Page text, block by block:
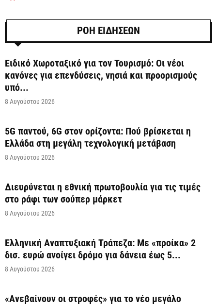
ΡΟΗ ΕΙΔΗΣΕΩΝ
Ειδικό Χωροταξικό για τον Τουρισμό: Οι νέοι
κανόνες για επενδύσεις, νησιά και προορισμούς
υπό...
8 Αυγούστου 2026
5G παντού, 6G στον ορίζοντα: Πού βρίσκεται η
Ελλάδα στη μεγάλη τεχνολογική μετάβαση
8 Αυγούστου 2026
Διευρύνεται η εθνική πρωτοβουλία για τις τιμές
στο ράφι των σούπερ μάρκετ
8 Αυγούστου 2026
Ελληνική Αναπτυξιακή Τράπεζα: Με «προίκα» 2
δισ. ευρώ ανοίγει δρόμο για δάνεια έως 5...
8 Αυγούστου 2026
«Ανεβαίνουν οι στροφές» για το νέο μεγάλο